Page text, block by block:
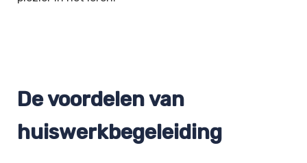
De voordelen van
huiswerkbegeleiding